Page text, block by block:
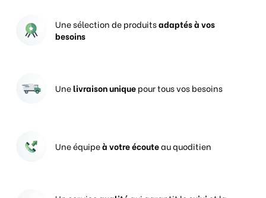
Une sélection de produitsadaptés à vos
besoins
Unelivraison uniquepour tous vos besoins
Une équipeà votre écouteau quoditien